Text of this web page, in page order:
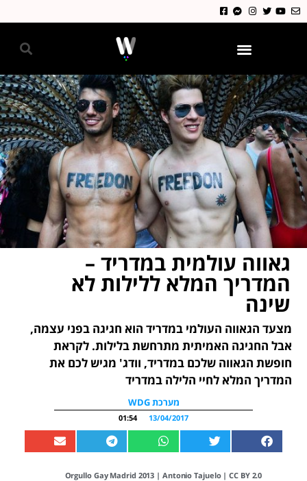
גאווה עולמית במדריד –
המדריך המלא ללילות לא
שינה
מצעד הגאווה העולמי במדריד הוא חגיגה בפני עצמה,
אבל החגיגה האמיתית מתרחשת בלילות. לקראת
חופשת הגאווה שלכם במדריד, וודג' מגיש לכם את
המדריך המלא לחיי הלילה במדריד
מערכת WDG
13/04/2017
01:54
Orgullo Gay Madrid 2013 | Antonio Tajuelo|CC BY 2.0